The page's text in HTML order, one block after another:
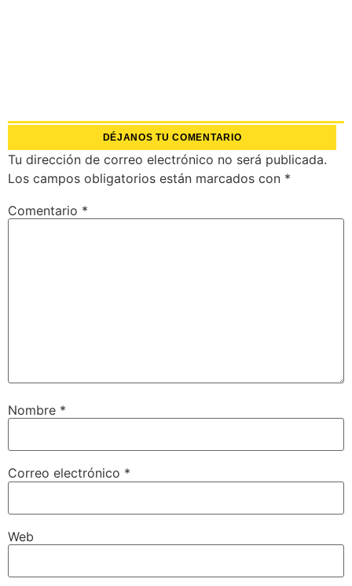
DÉJANOS TU COMENTARIO
Tu dirección de correo electrónico no será publicada.
Los campos obligatorios están marcados con *
Comentario *
Nombre *
Correo electrónico *
Web